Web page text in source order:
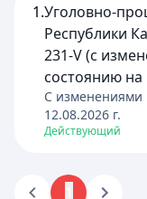
1.Уголовно-
Республики
231-V (с
состоянию на
C
12.08.2026 г.
Действующий